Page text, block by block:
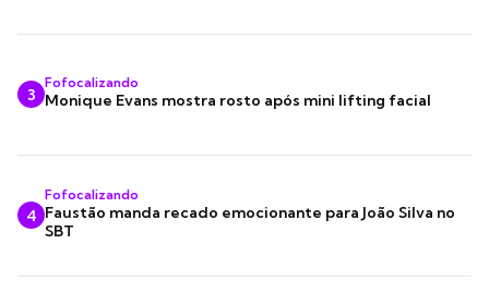
3
Fofocalizando
Monique Evans mostra rosto após mini lifting facial
4
Fofocalizando
Faustão manda recado emocionante para João Silva no
SBT